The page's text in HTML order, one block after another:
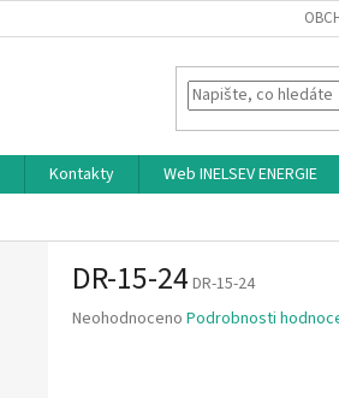
Kontakty
Web INELSEV ENERGIE
DR-15-24 DR-15-24
Průměrné
Neohodnoceno Podrobnosti